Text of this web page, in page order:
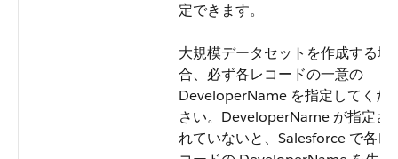
定できます。
大規模データセットを作成する場
合、必ず各レコードの一意の
DeveloperName を指定してくだ
さい。 DeveloperName が指定さ
れていないと、Salesforce で各レ